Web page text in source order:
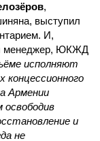
,
выступил
И,
менеджер, ЮКЖД
исполняют
концессионного
Армении
освободив
и
не